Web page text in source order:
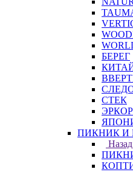
БЕРЕГ
СТЕК
ЭРКОР
ПИКНИК И
Назад